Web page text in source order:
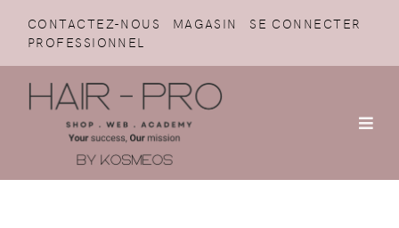
CONTACTEZ-NOUS MAGASIN
SE CONNECTER
PROFESSIONNEL